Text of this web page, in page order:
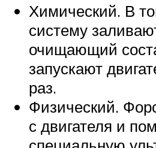
Химический. В
систему
очищающий
запускают
раз.
Физический.
с двигателя и